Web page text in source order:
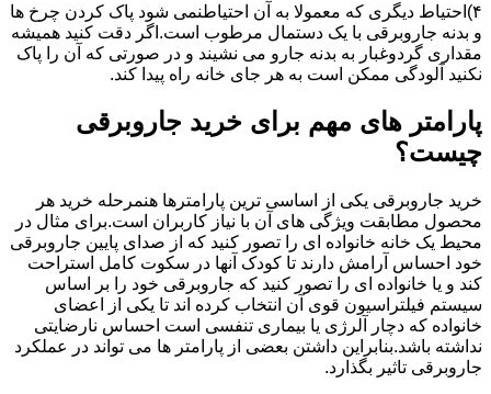
۴)احتیاط دیگری که معمولا به آن احتیاطنمی شود پاک کردن چرخ ها
و بدنه جاروبرقی با یک دستمال مرطوب است.اگر دقت کنید همیشه
مقداری گردوغبار به بدنه جارو می نشیند و در صورتی که آن را پاک
نکنید آلودگی ممکن است به هر جای خانه راه پیدا کند.
پارامتر های مهم برای خرید جاروبرقی
چیست؟
خرید جاروبرقی یکی از اساسی ترین پارامترها هنمرحله خرید هر
محصول مطابقت ویژگی های آن با نیاز کاربران است.برای مثال در
محیط یک خانه خانواده ای را تصور کنید که از صدای پایین جاروبرقی
خود احساس آرامش دارند تا کودک آنها در سکوت کامل استراحت
کند و یا خانواده ای را تصور کنید که جاروبرقی خود را بر اساس
سیستم فیلتراسیون قوی آن انتخاب کرده اند تا یکی از اعضای
خانواده که دچار آلرژی یا بیماری تنفسی است احساس نارضایتی
نداشته باشد.بنابراین داشتن بعضی از پارامتر ها می تواند در عملکرد
جاروبرقی تاثیر بگذارد.